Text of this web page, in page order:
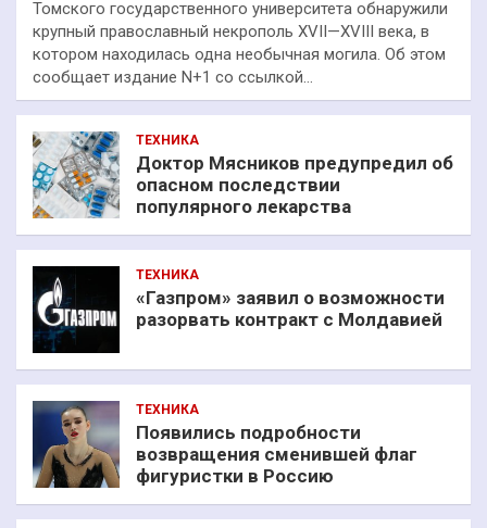
Томского государственного университета обнаружили
крупный православный некрополь XVII—XVIII века, в
котором находилась одна необычная могила. Об этом
сообщает издание N+1 со ссылкой…
ТЕХНИКА
Доктор Мясников предупредил об
опасном последствии
популярного лекарства
ТЕХНИКА
«Газпром» заявил о возможности
разорвать контракт с Молдавией
ТЕХНИКА
Появились подробности
возвращения сменившей флаг
фигуристки в Россию